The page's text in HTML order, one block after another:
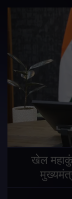
खेल